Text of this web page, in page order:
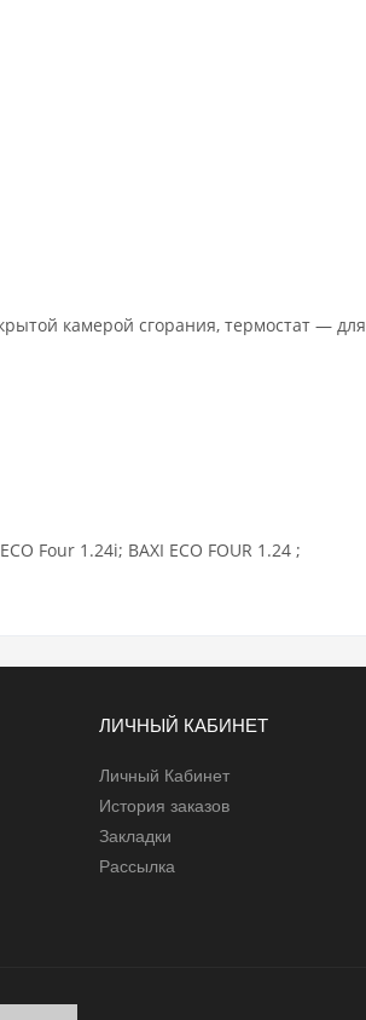
камерой сгорания, термостат — для
ECO Four 1.24i; BAXI ECO FOUR 1.24 ;
ЛИЧНЫЙ КАБИНЕТ
Личный Кабинет
История заказов
Закладки
Рассылка